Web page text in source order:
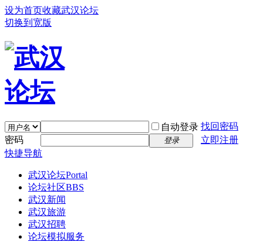
设为首页收藏武汉论坛
切换到宽版
自动登录 找回密码
密码
登录
立即注册
快捷导航
武汉论坛Portal
论坛社区BBS
武汉新闻
武汉旅游
武汉招聘
论坛模拟服务